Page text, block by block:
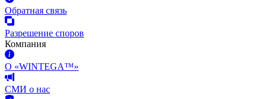
Обратная связь
Разрешение споров
Компания
О «WINTEGA™»
СМИ о нас